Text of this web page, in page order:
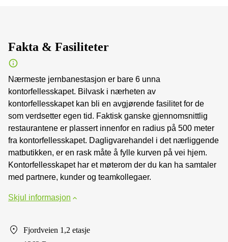
Fakta & Fasiliteter
Nærmeste jernbanestasjon er bare 6 unna
kontorfellesskapet. Bilvask i nærheten av
kontorfellesskapet kan bli en avgjørende fasilitet for de
som verdsetter egen tid. Faktisk ganske gjennomsnittlig
restaurantene er plassert innenfor en radius på 500 meter
fra kontorfellesskapet. Dagligvarehandel i det nærliggende
matbutikken, er en rask måte å fylle kurven på vei hjem.
Kontorfellesskapet har et møterom der du kan ha samtaler
med partnere, kunder og teamkollegaer.
Skjul informasjon
Fjordveien 1,2 etasje